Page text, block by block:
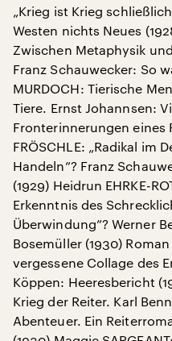
„Krieg ist Krieg
Westen nichts Neues
Zwischen Metaphysik
Franz Schauwecker: So
MURDOCH: Tierische
Tiere. Ernst Johannsen:
Fronterinnerungen eines
FRÖSCHLE: „Radikal im
Handeln”? Franz
(1929) Heidrun EHRKE-
Erkenntnis des
Überwindung”? Werner
Bosemüller (1930) Roman
vergessene Collage des
Köppen: Heeresbericht
Krieg der Reiter. Karl
Abenteuer. Ein